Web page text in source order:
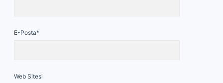
E-Posta*
Web Sitesi